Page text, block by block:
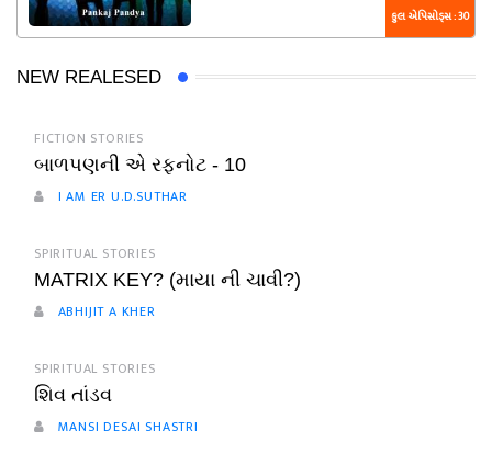
કુલ એપિસોડ્સ : 30
NEW REALESED
FICTION STORIES
બાળપણની એ રફનોટ - 10
I AM ER U.D.SUTHAR
SPIRITUAL STORIES
MATRIX KEY? (માયા ની ચાવી?)
ABHIJIT A KHER
SPIRITUAL STORIES
શિવ તાંડવ
MANSI DESAI SHASTRI